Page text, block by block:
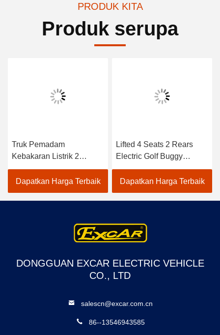
PRODUK KITA
Produk serupa
Truk Pemadam
Kebakaran Listrik 2
Tempat CE Disetujui
Dengan Baterai Trojan
Mobil Golf Listrik
Dapatkan Harga Terbaik
Lifted 4 Seats 2 Rears
Electric Golf Buggy
Lithium Battery
Accessories
Customizable
Dapatkan Harga Terbaik
DONGGUAN EXCAR ELECTRIC VEHICLE
CO., LTD
salescn@excar.com.cn
86--13546943585